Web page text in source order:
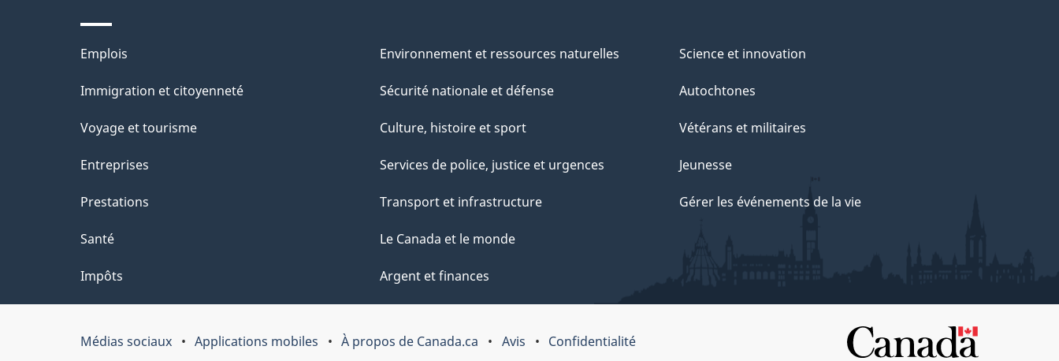
l
Thèmes
et
Emplois
Immigration et citoyenneté
Voyage et tourisme
Entreprises
Prestations
Santé
Impôts
Environnement et ressources naturelles
Sécurité nationale et défense
Culture, histoire et sport
Services de police, justice et urgences
Transport et infrastructure
Le Canada et le monde
Argent et finances
Science et innovation
Autochtones
Vétérans et militaires
Jeunesse
Gérer les événements de la vie
Organisation
Médias sociaux Applications mobiles À propos de Canada.ca Avis Confidentialité